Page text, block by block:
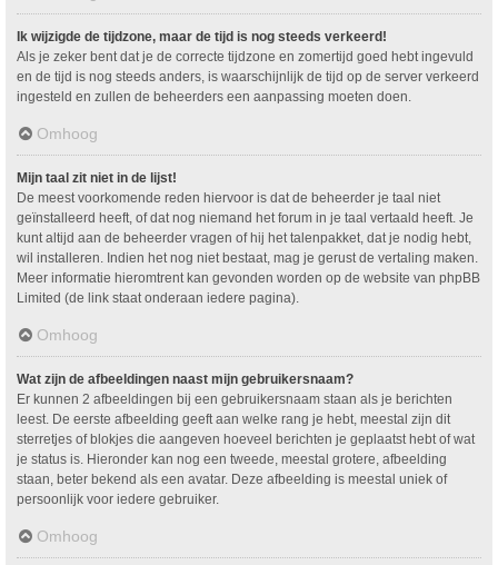
Ik wijzigde de tijdzone, maar de tijd is nog steeds verkeerd!
Als je zeker bent dat je de correcte tijdzone en zomertijd goed hebt ingevuld
en de tijd is nog steeds anders, is waarschijnlijk de tijd op de server verkeerd
ingesteld en zullen de beheerders een aanpassing moeten doen.
Omhoog
Mijn taal zit niet in de lijst!
De meest voorkomende reden hiervoor is dat de beheerder je taal niet
geïnstalleerd heeft, of dat nog niemand het forum in je taal vertaald heeft. Je
kunt altijd aan de beheerder vragen of hij het talenpakket, dat je nodig hebt,
wil installeren. Indien het nog niet bestaat, mag je gerust de vertaling maken.
Meer informatie hieromtrent kan gevonden worden op de website van phpBB
Limited (de link staat onderaan iedere pagina).
Omhoog
Wat zijn de afbeeldingen naast mijn gebruikersnaam?
Er kunnen 2 afbeeldingen bij een gebruikersnaam staan als je berichten
leest. De eerste afbeelding geeft aan welke rang je hebt, meestal zijn dit
sterretjes of blokjes die aangeven hoeveel berichten je geplaatst hebt of wat
je status is. Hieronder kan nog een tweede, meestal grotere, afbeelding
staan, beter bekend als een avatar. Deze afbeelding is meestal uniek of
persoonlijk voor iedere gebruiker.
Omhoog